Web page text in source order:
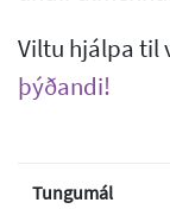
Viltu hjálpa til
þýðandi!
Tungumál